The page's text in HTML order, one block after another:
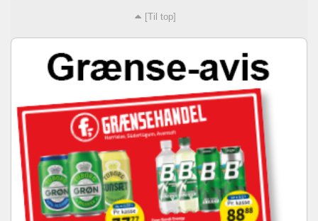
[Til top]